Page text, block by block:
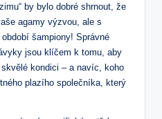
by bylo dobré shrnout, že
agamy výzvou, ale s
šampiony! Správné
jsou klíčem ⁢k tomu, aby
kondici – a navíc, koho
plazího ⁢společníka, který​